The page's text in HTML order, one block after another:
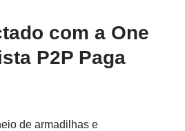
com a One
P2P Paga
de armadilhas e